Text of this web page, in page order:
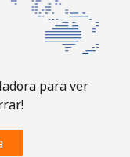
para ver